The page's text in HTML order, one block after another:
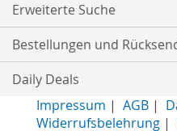
Erweiterte Suche
Bestellungen und
Daily Deals
Impressum | AGB|
Widerrufsbelehrung|